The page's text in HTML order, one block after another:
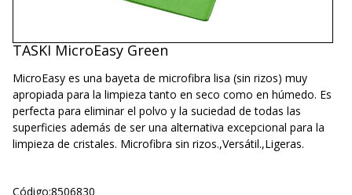
TASKI MicroEasy Green
MicroEasy es una bayeta de microfibra lisa (sin rizos) muy
apropiada para la limpieza tanto en seco como en húmedo. Es
perfecta para eliminar el polvo y la suciedad de todas las
superficies además de ser una alternativa excepcional para la
limpieza de cristales. Microfibra sin rizos.,Versátil.,Ligeras.
Código:8506830